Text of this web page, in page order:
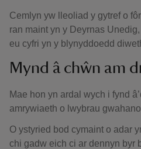
Cemlyn yw lleoliad y gytref o
ran maint yn y Deyrnas
eu cyfri yn y blynyddoedd
Mynd â chŵn am
Mae hon yn ardal wych i fynd
amrywiaeth o lwybrau
O ystyried bod cymaint o adar
chi gadw eich ci ar dennyn byr